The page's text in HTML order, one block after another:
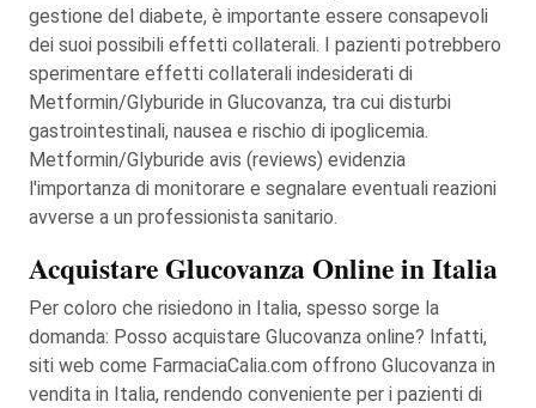
gestione del diabete, è importante essere consapevoli
dei suoi possibili effetti collaterali. I pazienti potrebbero
sperimentare effetti collaterali indesiderati di
Metformin/Glyburide in Glucovanza, tra cui disturbi
gastrointestinali, nausea e rischio di ipoglicemia.
Metformin/Glyburide avis (reviews) evidenzia
l'importanza di monitorare e segnalare eventuali reazioni
avverse a un professionista sanitario.
Acquistare Glucovanza Online in Italia
Per coloro che risiedono in Italia, spesso sorge la
domanda: Posso acquistare Glucovanza online? Infatti,
siti web come FarmaciaCalia.com offrono Glucovanza in
vendita in Italia, rendendo conveniente per i pazienti di